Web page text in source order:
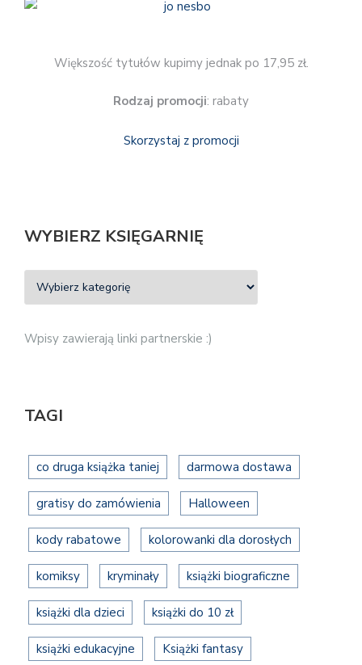
Większość tytułów kupimy jednak po 17,95 zł.
Rodzaj promocji: rabaty
Skorzystaj z promocji
WYBIERZ KSIĘGARNIĘ
Wpisy zawierają linki partnerskie :)
TAGI
co druga książka taniej darmowa dostawa
gratisy do zamówienia Halloween
kody rabatowe kolorowanki dla dorosłych
komiksy kryminały książki biograficzne
książki dla dzieci książki do 10 zł
książki edukacyjne Książki fantasy